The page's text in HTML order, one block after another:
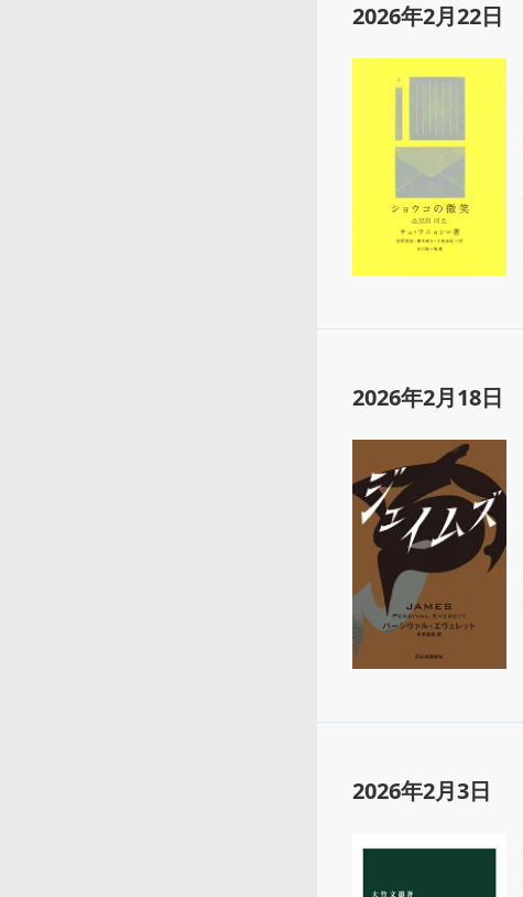
2026年2月22日
2026年2月18日
2026年2月3日